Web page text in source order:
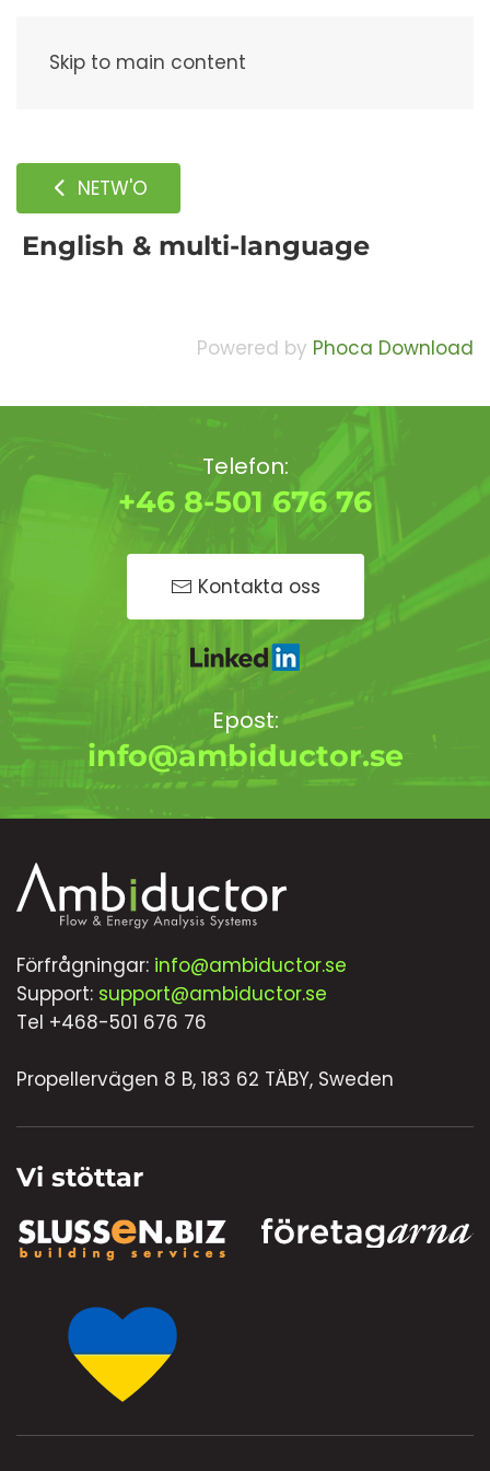
Skip to main content
NETW'O
English & multi-language
Powered by Phoca Download
Telefon:
+46 8-501 676 76
Kontakta oss
Epost:
info@ambiductor.se
Förfrågningar: info@ambiductor.se
Support: support@ambiductor.se
Tel +468-501 676 76
Propellervägen 8 B, 183 62 TÄBY, Sweden
Vi stöttar